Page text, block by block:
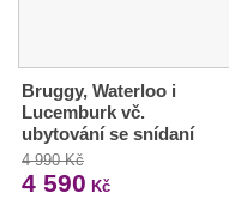
Bruggy, Waterloo i
Lucemburk vč.
ubytování se snídaní
4 990 Kč
4 590 Kč